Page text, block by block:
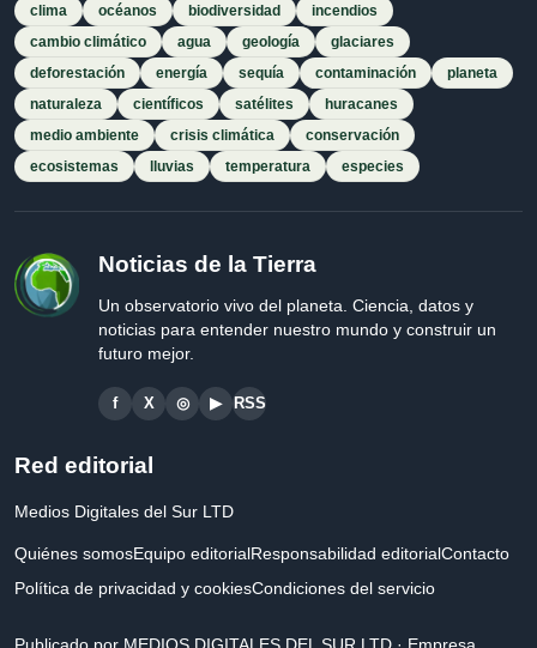
clima océanos biodiversidad
incendios
cambio climático
agua geología
glaciares
deforestación
energía sequía contaminación
planeta
naturaleza
científicos satélites
huracanes
medio ambiente
crisis climática
conservación
ecosistemas
lluvias temperatura especies
Noticias de la Tierra
Un observatorio vivo del planeta. Ciencia, datos y
noticias para entender nuestro mundo y construir un
futuro mejor.
f X ◎ ▶ RSS
Red editorial
Medios Digitales del Sur LTD
Quiénes somosEquipo editorialResponsabilidad editorialContacto
Política de privacidad y cookiesCondiciones del servicio